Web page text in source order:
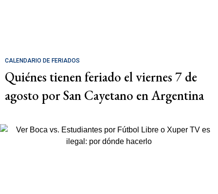
CALENDARIO DE FERIADOS
Quiénes tienen feriado el viernes 7 de
agosto por San Cayetano en Argentina